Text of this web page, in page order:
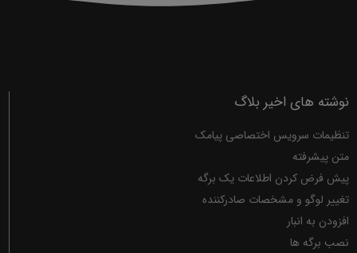
نوشته های اخیر بلاگ
تنظیمات سرویس اختصاصی پیامک
متن پیشرفته
پیش فرض کردن اطلاعات یک برگه
تغییر لوگو و مشخصات صادرکننده
افزودن به انبار
نصب برگه ها